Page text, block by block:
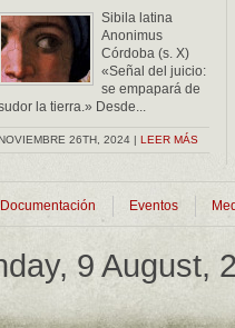
Sibila latina
Anonimus
Córdoba (s. X)
«Señal del juicio:
se empapará de
la tierra.» Desde...
26TH, 2024 | LEER MÁS
Documentación Eventos
9 August,